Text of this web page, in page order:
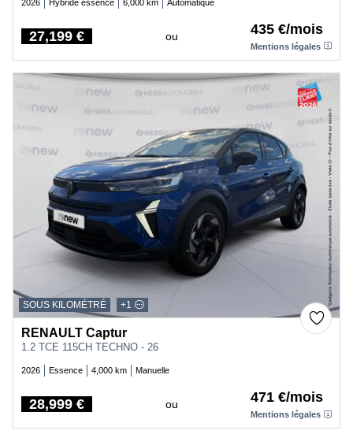
2026 Hybride essence 6,000 km Automatique
Price
27,199 € ou 435 €/mois
Mentions légales
SOUS KILOMÉTRÉ +1
RENAULT Captur
1.2 TCE 115CH TECHNO - 26
2026 Essence 4,000 km Manuelle
Price
28,999 € ou 471 €/mois
Mentions légales